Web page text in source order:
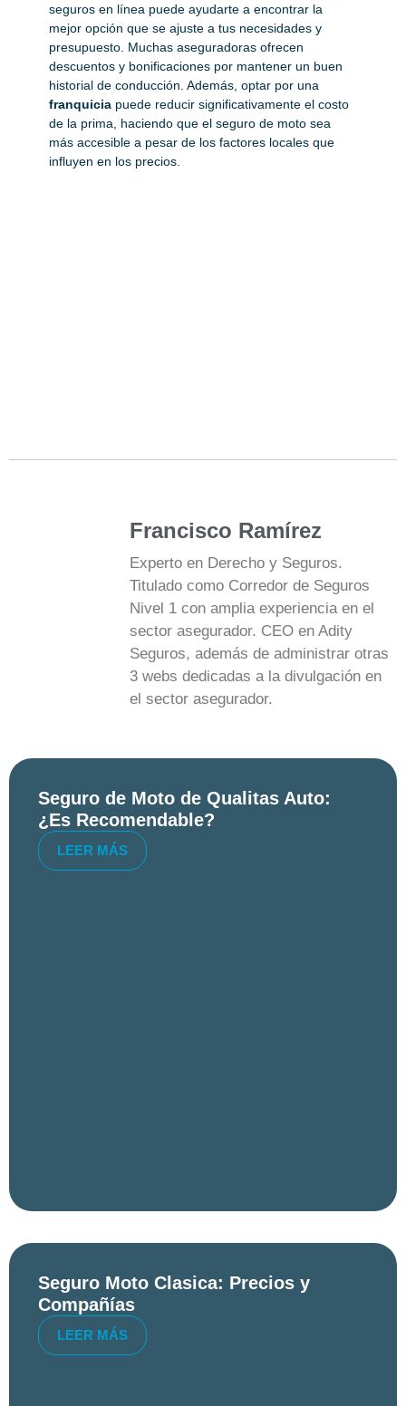
seguros en línea puede ayudarte a encontrar la
mejor opción que se ajuste a tus necesidades y
presupuesto. Muchas aseguradoras ofrecen
descuentos y bonificaciones por mantener un buen
historial de conducción. Además, optar por una
franquicia puede reducir significativamente el costo
de la prima, haciendo que el seguro de moto sea
más accesible a pesar de los factores locales que
influyen en los precios.
Francisco Ramírez
Experto en Derecho y Seguros.
Titulado como Corredor de Seguros
Nivel 1 con amplia experiencia en el
sector asegurador. CEO en Adity
Seguros, además de administrar otras
3 webs dedicadas a la divulgación en
el sector asegurador.
Seguro de Moto de Qualitas Auto:
¿Es Recomendable?
LEER MÁS
Seguro Moto Clasica: Precios y
Compañías
LEER MÁS